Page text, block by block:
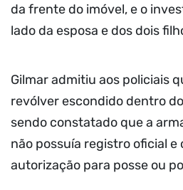
da frente do imóvel, e o
lado da esposa e dos dois
Gilmar admitiu aos policiais
revólver escondido dentro
sendo constatado que a
não possuía registro oficial e
autorização para posse ou